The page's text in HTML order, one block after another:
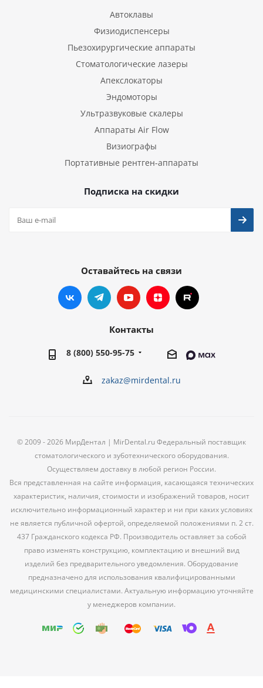
Автоклавы
Физиодиспенсеры
Пьезохирургические аппараты
Стоматологические лазеры
Апекслокаторы
Эндомоторы
Ультразвуковые скалеры
Аппараты Air Flow
Визиографы
Портативные рентген-аппараты
Подписка на скидки
Оставайтесь на связи
Контакты
8 (800) 550-95-75
zakaz@mirdental.ru
© 2009 - 2026 МирДентал | MirDental.ru Федеральный поставщик
стоматологического и зуботехнического оборудования.
Осуществляем доставку в любой регион России.
Вся представленная на сайте информация, касающаяся технических
характеристик, наличия, стоимости и изображений товаров, носит
исключительно информационный характер и ни при каких условиях
не является публичной офертой, определяемой положениями п. 2 ст.
437 Гражданского кодекса РФ. Производитель оставляет за собой
право изменять конструкцию, комплектацию и внешний вид
изделий без предварительного уведомления. Оборудование
предназначено для использования квалифицированными
медицинскими специалистами. Актуальную информацию уточняйте
у менеджеров компании.